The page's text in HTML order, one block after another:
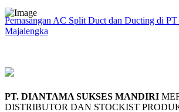
Pemasangan AC Split Duct dan Ducting di
Majalengka
PT. DIANTAMA SUKSES MANDIRI
DISTRIBUTOR DAN STOCKIST